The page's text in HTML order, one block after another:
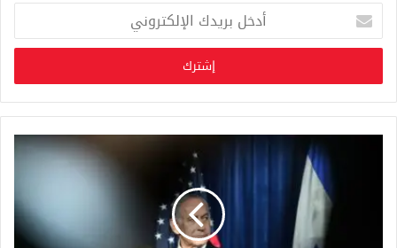
خ
ب
ر
ي
د